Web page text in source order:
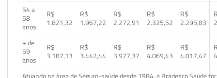
54 a
58
anos
R$
1.821,32
R$
1.967,22
R$
2.272,91
R$
2.325,52
R$
2.295,83
+ de
59
anos
R$
3.187,13
R$
3.442,44
R$
3.977,37
R$
4.069,43
R$
4.017,47